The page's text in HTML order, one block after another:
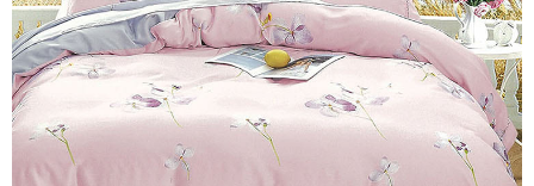
３．未成年的使用者請事先徵得法定代理人或監護人之同意方可使用
「AFTEE先享後付」，若未經同意申辦者引起之損失，本公司不負相關責
任。
４．使用「AFTEE先享後付」時，將依據個別帳號之用戶狀況，依本公司即
時審查核予不同之上限額度；若仍有額度不足之情形，本公司將視審查結果
請求用戶進行身份認證。
５．嚴禁一人註冊多個帳號或使用他人資訊註冊。若發現惡意使用之情形，
恩沛科技股份有限公司將有權停止該用戶之使用額度並採取法律行動。